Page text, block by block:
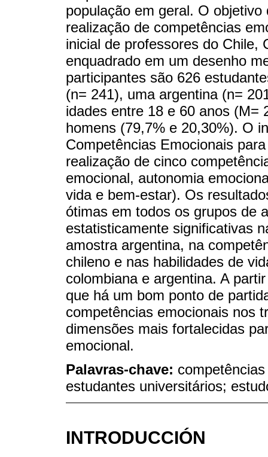
população em geral. O
realização de competências
inicial de professores do Chile,
enquadrado em um desenho
participantes são 626
(n= 241), uma argentina (n=
idades entre 18 e 60 anos (M=
homens (79,7% e 20,30%). O
Competências Emocionais
realização de cinco
emocional, autonomia
vida e bem-estar). Os
ótimas em todos os grupos de
estatisticamente significativas
amostra argentina, na
chileno e nas habilidades de
colombiana e argentina. A
que há um bom ponto de
competências emocionais nos
dimensões mais fortalecidas
emocional.
Palavras-chave:
estudantes universitários;
INTRODUCCIÓN